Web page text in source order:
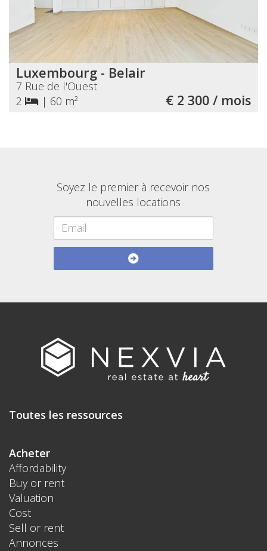
Luxembourg - Belair
7 Rue de l'Ouest
2
| 60 m² € 2 300 / mois
Soyez le premier à recevoir nos
nouvelles locations
Toutes les ressources
Acheter
Affordability
Buy or rent
Valuation
Cost
Sell or rent
Annonces